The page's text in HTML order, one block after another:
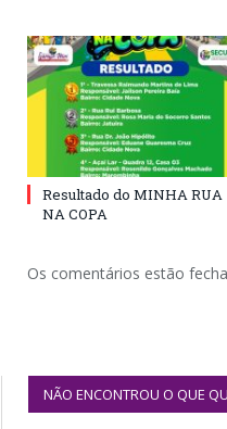
Resultado do MINHA RUA
NA COPA
Os comentários estão
NÃO ENCONTROU O QUE